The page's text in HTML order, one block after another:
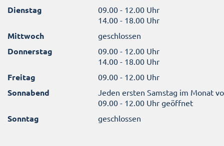
Dienstag
09.00 - 12.00 Uhr
14.00 - 18.00 Uhr
Mittwoch geschlossen
Donnerstag
09.00 - 12.00 Uhr
14.00 - 18.00 Uhr
Freitag 09.00 - 12.00 Uhr
Sonnabend
Jeden ersten Samstag im Monat
09.00 - 12.00 Uhr geöffnet
Sonntag geschlossen